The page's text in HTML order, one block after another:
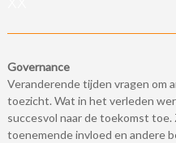
Governance
Veranderende tijden vragen om
toezicht. Wat in het verleden
succesvol naar de toekomst toe.
toenemende invloed en andere